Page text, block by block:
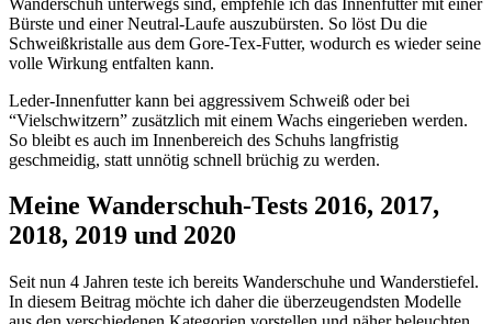
Bürste und einer Neutral-Laufe auszubürsten. So löst Du die
Schweißkristalle aus dem Gore-Tex-Futter, wodurch es wieder seine
volle Wirkung entfalten kann.
Leder-Innenfutter kann bei aggressivem Schweiß oder bei
“Vielschwitzern” zusätzlich mit einem Wachs eingerieben werden.
So bleibt es auch im Innenbereich des Schuhs langfristig
geschmeidig, statt unnötig schnell brüchig zu werden.
Meine Wanderschuh-Tests 2016, 2017,
2018, 2019 und 2020
Seit nun 4 Jahren teste ich bereits Wanderschuhe und Wanderstiefel.
In diesem Beitrag möchte ich daher die überzeugendsten Modelle